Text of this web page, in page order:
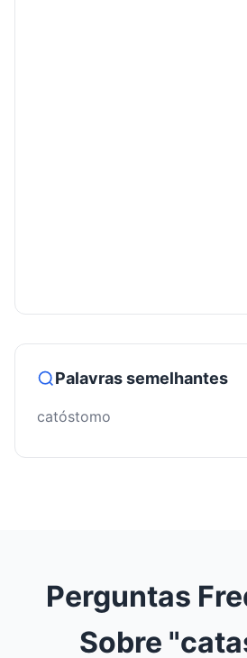
Palavras semelhantes
catóstomo
Perguntas
Sobre